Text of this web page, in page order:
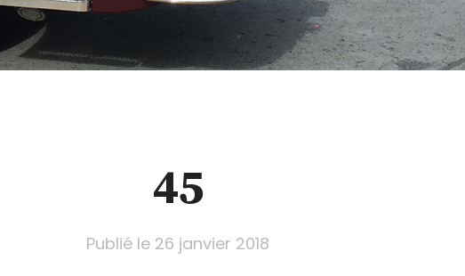
45
Publié le 26 janvier 2018